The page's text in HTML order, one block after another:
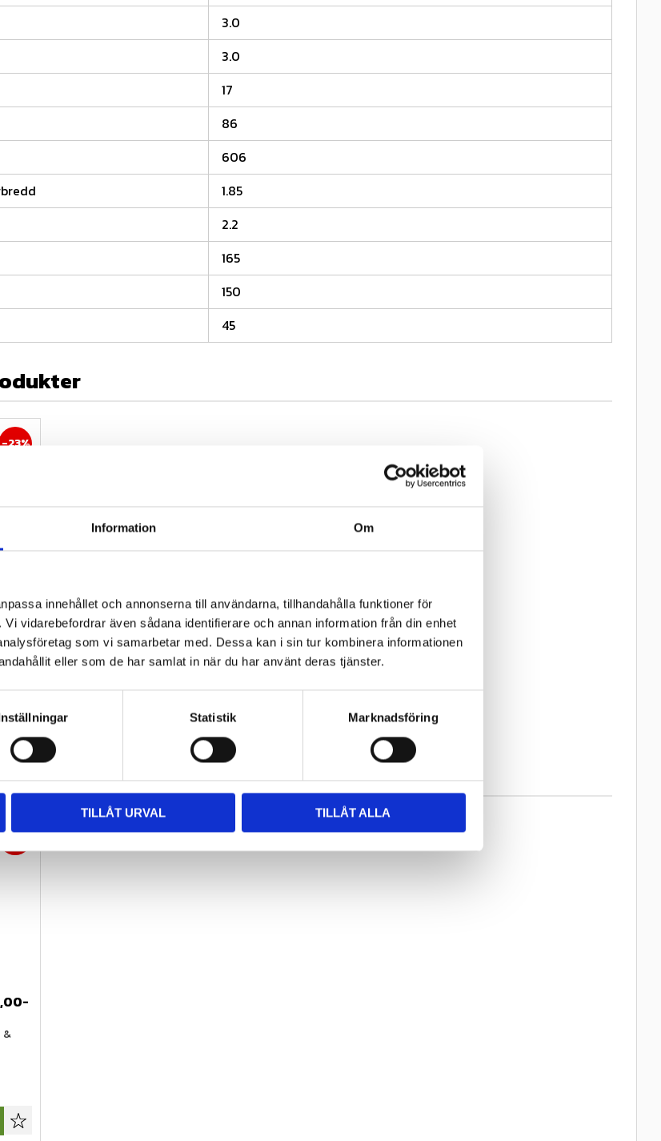
Information Om
innehållet och annonserna till användarna, tillhandahålla funktioner för
vidarebefordrar även sådana identifierare och annan information från din enhet
som vi samarbetar med. Dessa kan i sin tur kombinera informationen
eller som de har samlat in när du har använt deras tjänster.
Statistik Marknadsföring
TILLÅT URVAL TILLÅT ALLA
3.0
3.0
17
86
606
1.85
2.2
165
150
45
23%
Lägg till i favoriter
&
24%
Lägg till i favoriter